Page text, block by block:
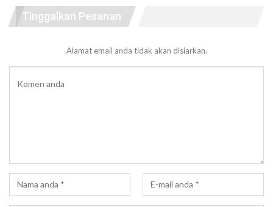
Tinggalkan Pesanan
Alamat email anda tidak akan disiarkan.